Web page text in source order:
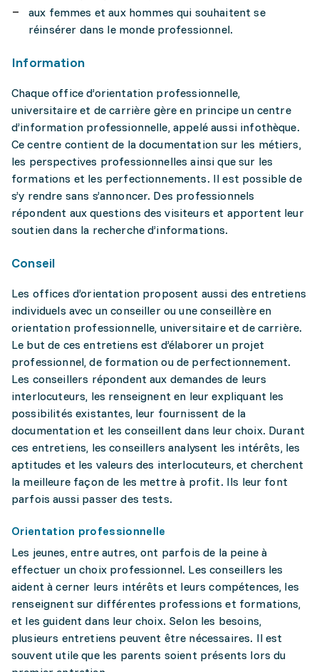
aux femmes et aux hommes qui souhaitent se
réinsérer dans le monde professionnel.
Information
Chaque office d’orientation professionnelle,
universitaire et de carrière gère en principe un centre
d’information professionnelle, appelé aussi infothèque.
Ce centre contient de la documentation sur les métiers,
les perspectives professionnelles ainsi que sur les
formations et les perfectionnements. Il est possible de
s’y rendre sans s’annoncer. Des professionnels
répondent aux questions des visiteurs et apportent leur
soutien dans la recherche d’informations.
Conseil
Les offices d’orientation proposent aussi des entretiens
individuels avec un conseiller ou une conseillère en
orientation professionnelle, universitaire et de carrière.
Le but de ces entretiens est d’élaborer un projet
professionnel, de formation ou de perfectionnement.
Les conseillers répondent aux demandes de leurs
interlocuteurs, les renseignent en leur expliquant les
possibilités existantes, leur fournissent de la
documentation et les conseillent dans leur choix. Durant
ces entretiens, les conseillers analysent les intérêts, les
aptitudes et les valeurs des interlocuteurs, et cherchent
la meilleure façon de les mettre à profit. Ils leur font
parfois aussi passer des tests.
Orientation professionnelle
Les jeunes, entre autres, ont parfois de la peine à
effectuer un choix professionnel. Les conseillers les
aident à cerner leurs intérêts et leurs compétences, les
renseignent sur différentes professions et formations,
et les guident dans leur choix. Selon les besoins,
plusieurs entretiens peuvent être nécessaires. Il est
souvent utile que les parents soient présents lors du